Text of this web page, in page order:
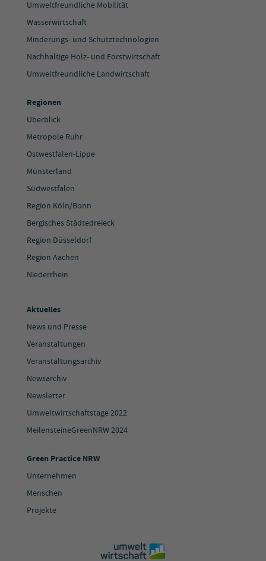
Umweltfreundliche Mobilität
Wasserwirtschaft
Minderungs- und Schutztechnologien
Nachhaltige Holz- und Forstwirtschaft
Umweltfreundliche Landwirtschaft
Regionen
Überblick
Metropole Ruhr
Ostwestfalen-Lippe
Münsterland
Südwestfalen
Region Köln/Bonn
Bergisches Städtedreieck
Region Düsseldorf
Region Aachen
Niederrhein
Aktuelles
News und Presse
Veranstaltungen
Veranstaltungsarchiv
Newsarchiv
Newsletter
Umweltwirtschaftstage 2022
MeilensteineGreenNRW 2024
Green Practice NRW
Unternehmen
Menschen
Projekte